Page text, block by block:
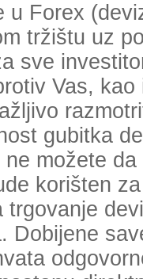
u Forex
tržištu uz
sve
Vas,
gubitka
možete
korišten
Dobijene